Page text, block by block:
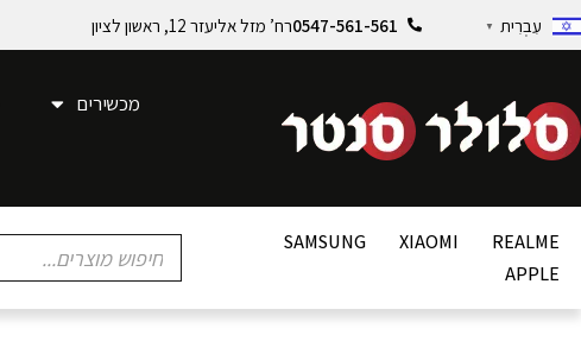
עִבְרִית ▼
0547-561-561רח’ מזל אליעזר 12, ראשון לציון
מכשירים
REALME
XIAOMI
SAMSUNG
APPLE